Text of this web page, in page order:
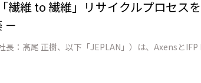
繊維 to 繊維」リサイクルプロセス
－